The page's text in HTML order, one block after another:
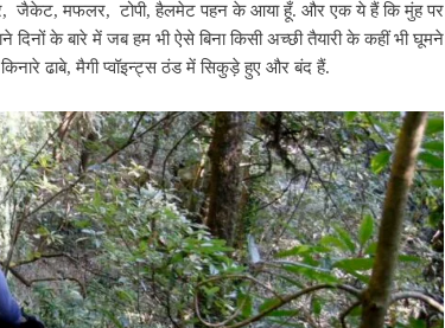
जैकेट, मफलर, टोपी, हैलमेट पहन के आया हूँ. और एक ये हैं कि मुंह पर
दिनों के बारे में जब हम भी ऐसे बिना किसी अच्छी तैयारी के कहीं भी घूमने
ढाबे, मैगी प्वॉइन्ट्स ठंड में सिकुड़े हुए और बंद हैं.